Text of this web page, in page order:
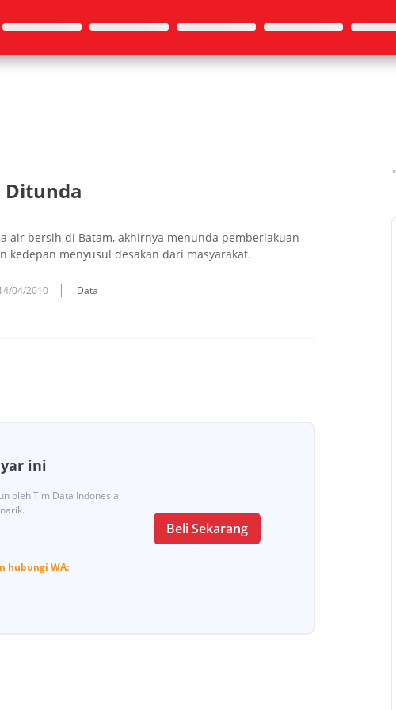
Ditunda
air bersih di Batam, akhirnya menunda pemberlakuan
kedepan menyusul desakan dari masyarakat.
04/2010 Data
ini
oleh Tim Data Indonesia
hubungi WA:
Beli Sekarang